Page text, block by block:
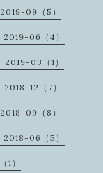
2019-09（5）
2019-06（4）
2019-03（1）
2018-12（7）
2018-09（8）
2018-06（5）
1）